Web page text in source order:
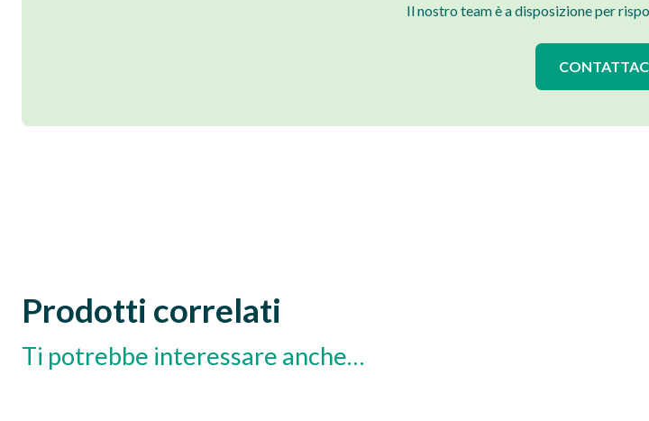
Il nostro team è a disposizione per
Prodotti correlati
Ti potrebbe interessare anche…